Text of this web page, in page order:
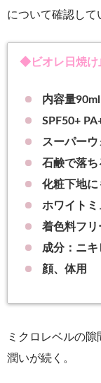
について確認して
◆ビオレ日焼け
内容量90ml
SPF50+
スーパー
石鹸で落ち
化粧下地に
ホワイト
着色料フリ
成分：ニ
顔、体用
ミクロレベルの
潤いが続く。